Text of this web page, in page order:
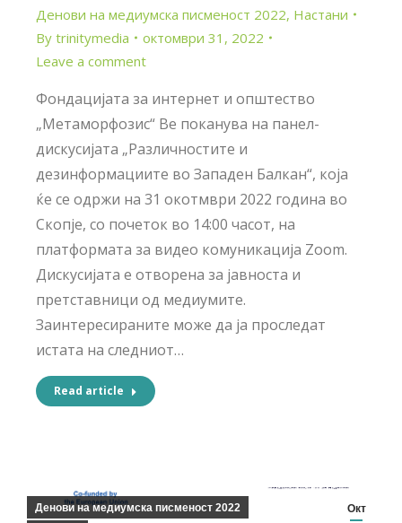
Денови на медиумска писменост 2022, Настани
By trinitymedia
октомври 31, 2022
Leave a comment
Фондацијата за интернет и општество
„Метаморфозис“ Ве поканува на панел-
дискусијата „Различностите и
дезинформациите во Западен Балкан“, која
ќе се одржи на 31 окотмври 2022 година во
Скопје, со почеток во 14:00 часот, на
платформата за видео комуникација Zoom.
Дискусијата е отворена за јавноста и
претставници од медиумите.
Заинтересираните може да ја проследат
истата на следниот…
Read article
Окт
Денови на медиумска писменост 2022